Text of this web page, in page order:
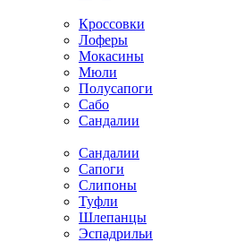
Кроссовки
Лоферы
Мокасины
Мюли
Полусапоги
Сабо
Сандалии
Сандалии
Сапоги
Слипоны
Туфли
Шлепанцы
Эспадрильи